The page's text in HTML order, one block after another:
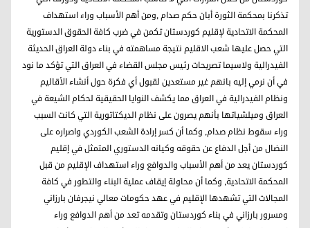
تذكرنا بمحكمة الثورة أبان حكم صدام ,ومن أهم الأسباب وراء استهداف
المحكمة الاتحادية لإقليم كوردستان تكمن في ضرب كافة الحقوق الدستورية
التي حصل عليها شعب الاقليم نتيجة مساهمته في بناء دولة العراق الحديثة
الفيدرالية ولاسيما تصريحات رئيس مجلس القضاء في العراق التي تؤكد ما نود
في أن نرمي إليه بانهم غير مستعدين لقبول أي فكرة حول أنشاء الأقاليم
ونظام الفيدرالية في العراق مما يكشف النوايا الحقيقية لحكام الشيعة في
العراق وميلشياتها بأنهم يصرون على نظام الديكتاتورية التي كانت السبب
وراء سقوط نظام صدام, وكما أن كسر إرادة الشعب الكوردي واصراره على
النضال من أجل الدفاع عن حقوقه وكيانه الدستوري المتمثل في إقليم
كوردستان يعد من أهم الأسباب والدوافع وراء استهداف الإقليم من قبل
المحكمة الاتحادية, وكما أن محاولة إيقاف عملية البناء والتطور في كافة
المجالات التي تشهدها الإقليم في عهد حكومات معالي نيجرفان بارزاني
ومسرور بارزاني في بناء كوردستان وتقدمه تعد من أهم الدوافع وراء